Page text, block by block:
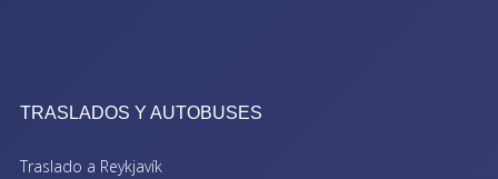
TRASLADOS Y AUTOBUSES
Traslado a Reykjavík